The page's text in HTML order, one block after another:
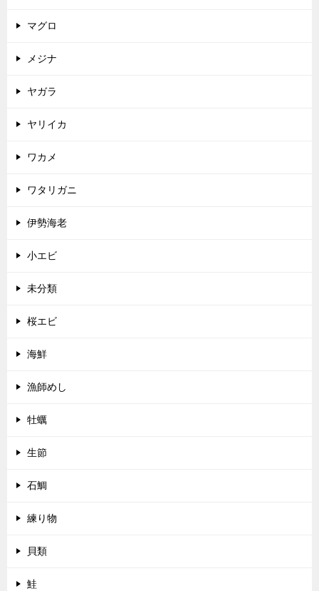
マグロ
メジナ
ヤガラ
ヤリイカ
ワカメ
ワタリガニ
伊勢海老
小エビ
未分類
桜エビ
海鮮
漁師めし
牡蠣
生節
石鯛
練り物
貝類
鮭